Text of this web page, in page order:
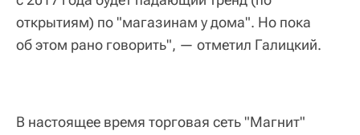
открытиям) по "магазинам у дома". Но пока
об этом рано говорить", — отметил Галицкий.
В настоящее время торговая сеть "Магнит"